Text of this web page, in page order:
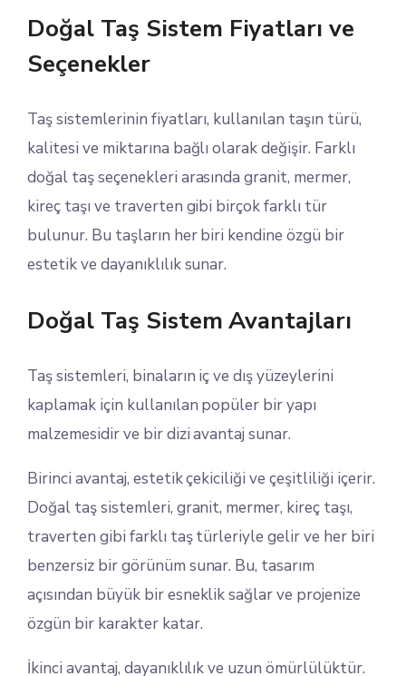
Doğal Taş Sistem Fiyatları ve
Seçenekler
Taş sistemlerinin fiyatları, kullanılan taşın türü,
kalitesi ve miktarına bağlı olarak değişir. Farklı
doğal taş seçenekleri arasında granit, mermer,
kireç taşı ve traverten gibi birçok farklı tür
bulunur. Bu taşların her biri kendine özgü bir
estetik ve dayanıklılık sunar.
Doğal Taş Sistem Avantajları
Taş sistemleri, binaların iç ve dış yüzeylerini
kaplamak için kullanılan popüler bir yapı
malzemesidir ve bir dizi avantaj sunar.
Birinci avantaj, estetik çekiciliği ve çeşitliliği içerir.
Doğal taş sistemleri, granit, mermer, kireç taşı,
traverten gibi farklı taş türleriyle gelir ve her biri
benzersiz bir görünüm sunar. Bu, tasarım
açısından büyük bir esneklik sağlar ve projenize
özgün bir karakter katar.
İkinci avantaj, dayanıklılık ve uzun ömürlülüktür.